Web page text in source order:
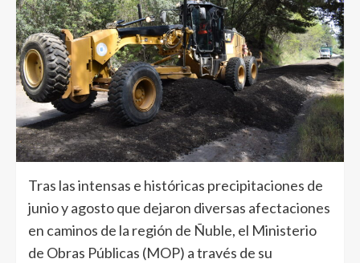
Tras las intensas e históricas precipitaciones de
junio y agosto que dejaron diversas afectaciones
en caminos de la región de Ñuble, el Ministerio
de Obras Públicas (MOP) a través de su